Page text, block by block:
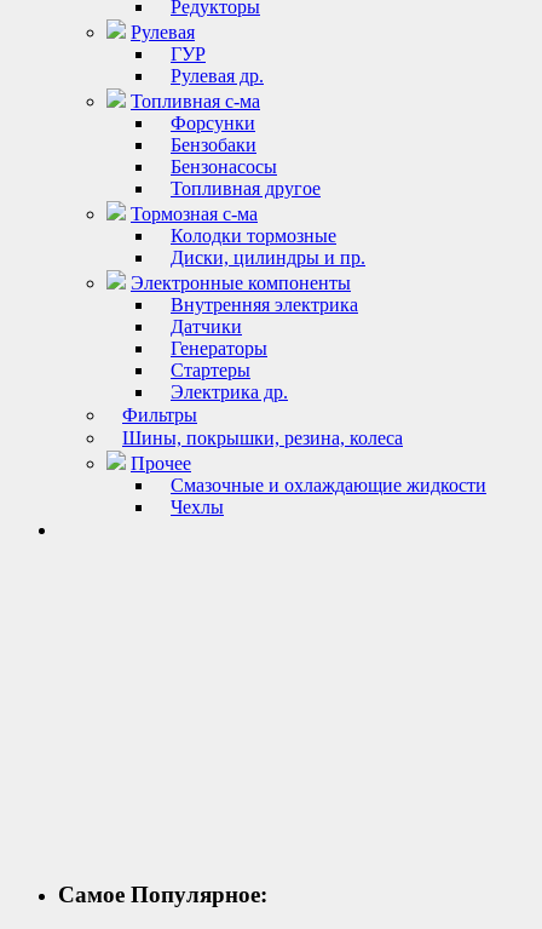
Редукторы
Рулевая
ГУР
Рулевая др.
Топливная с-ма
Форсунки
Бензобаки
Бензонасосы
Топливная другое
Тормозная с-ма
Колодки тормозные
Диски, цилиндры и пр.
Электронные компоненты
Внутренняя электрика
Датчики
Генераторы
Стартеры
Электрика др.
Фильтры
Шины, покрышки, резина, колеса
Прочее
Смазочные и охлаждающие жидкости
Чехлы
Самое Популярное: